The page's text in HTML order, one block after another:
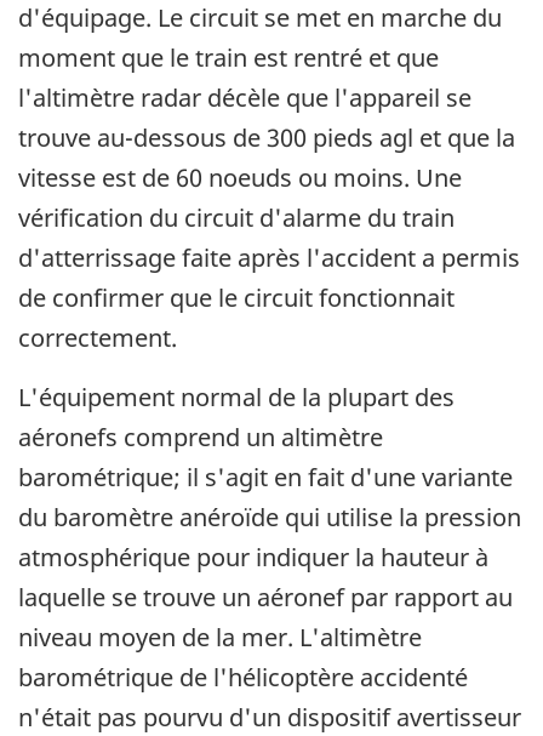
d'équipage. Le circuit se met en marche du
moment que le train est rentré et que
l'altimètre radar décèle que l'appareil se
trouve au-dessous de 300 pieds agl et que la
vitesse est de 60 noeuds ou moins. Une
vérification du circuit d'alarme du train
d'atterrissage faite après l'accident a permis
de confirmer que le circuit fonctionnait
correctement.
L'équipement normal de la plupart des
aéronefs comprend un altimètre
barométrique; il s'agit en fait d'une variante
du baromètre anéroïde qui utilise la pression
atmosphérique pour indiquer la hauteur à
laquelle se trouve un aéronef par rapport au
niveau moyen de la mer. L'altimètre
barométrique de l'hélicoptère accidenté
n'était pas pourvu d'un dispositif avertisseur